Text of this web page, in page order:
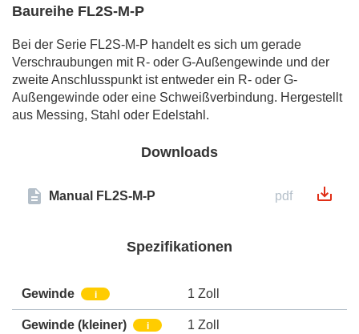
Baureihe FL2S-M-P
Bei der Serie FL2S-M-P handelt es sich um gerade
Verschraubungen mit R- oder G-Außengewinde und der
zweite Anschlusspunkt ist entweder ein R- oder G-
Außengewinde oder eine Schweißverbindung. Hergestellt
aus Messing, Stahl oder Edelstahl.
Downloads
Manual FL2S-M-P pdf
Spezifikationen
Gewinde i 1 Zoll
Gewinde (kleiner) i 1 Zoll